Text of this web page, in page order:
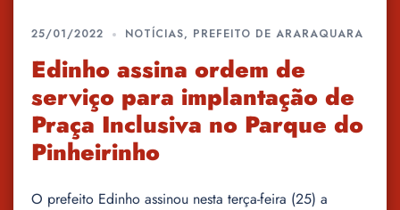
25/01/2022 NOTÍCIAS, PREFEITO DE ARARAQUARA
Edinho assina ordem de
serviço para implantação de
Praça Inclusiva no Parque do
Pinheirinho
O prefeito Edinho assinou nesta terça-feira (25) a